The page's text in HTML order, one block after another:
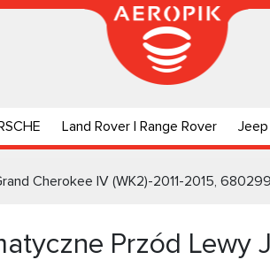
Land Rover | Range Rover Jeep
Cherokee IV (WK2)-2011-2015,
Przód Lewy